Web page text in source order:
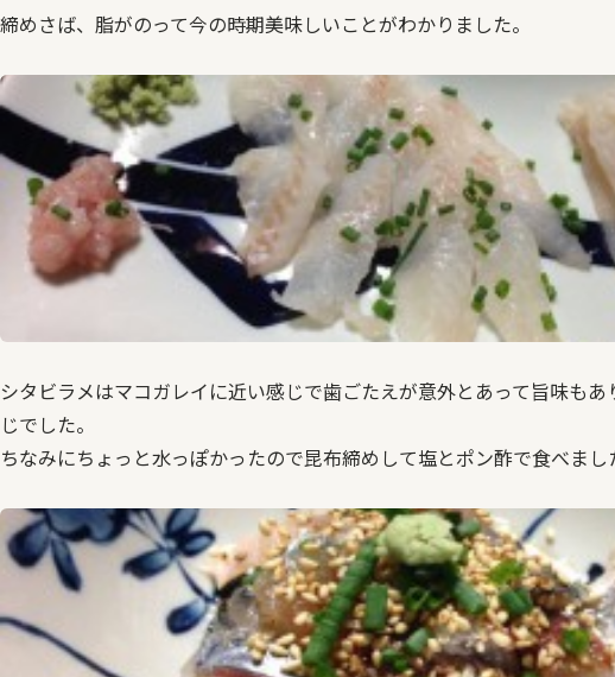
締めさば、脂がのって今の時期美味しいことがわかりました。
シタビラメはマコガレイに近い感じで歯ごたえが意外とあって旨味もあ
じでした。
ちなみにちょっと水っぽかったので昆布締めして塩とポン酢で食べまし